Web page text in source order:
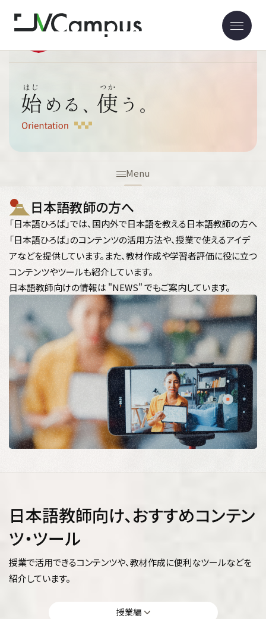
ホーム 始める、使う。 日本語教師の方へ
Menu
日本語教師の方へ
「日本語ひろば」では、国内外で日本語を教える日本語教師の方へ
「日本語ひろば」のコンテンツの活用方法や、授業で使えるアイデ
アなどを提供しています。また、教材作成や学習者評価に役に立つ
コンテンツやツールも紹介しています。
日本語教師向けの情報は "NEWS" でもご案内しています。
日本語教師向け、おすすめコンテン
ツ・ツール
授業で活用できるコンテンツや、教材作成に便利なツールなどを
紹介しています。
授業編